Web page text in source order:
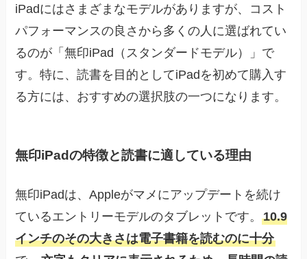
iPadにはさまざまなモデルがありますが、コスト
パフォーマンスの良さから多くの人に選ばれてい
るのが「無印iPad（スタンダードモデル）」で
す。特に、読書を目的としてiPadを初めて購入す
る方には、おすすめの選択肢の一つになります。
無印iPadの特徴と読書に適している理由
無印iPadは、Appleがマメにアップデートを続け
ているエントリーモデルのタブレットです。10.9
インチのその大きさは電子書籍を読むのに十分